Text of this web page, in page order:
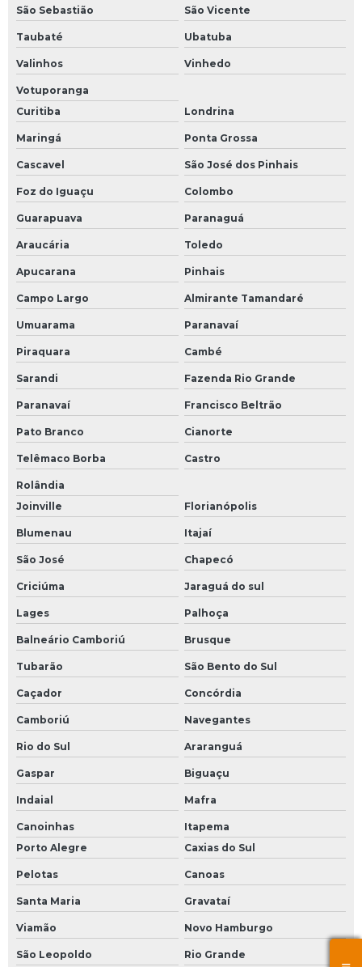
São Sebastião São Vicente
Taubaté Ubatuba
Valinhos Vinhedo
Votuporanga
Curitiba
Londrina
Maringá Ponta Grossa
Cascavel São José dos Pinhais
Foz do Iguaçu Colombo
Guarapuava Paranaguá
Araucária Toledo
Apucarana Pinhais
Campo Largo Almirante Tamandaré
Umuarama Paranavaí
Piraquara Cambé
Sarandi Fazenda Rio Grande
Paranavaí Francisco Beltrão
Pato Branco Cianorte
Telêmaco Borba Castro
Rolândia
Joinville
Florianópolis
Blumenau Itajaí
São José Chapecó
Criciúma Jaraguá do sul
Lages Palhoça
Balneário Camboriú Brusque
Tubarão São Bento do Sul
Caçador Concórdia
Camboriú Navegantes
Rio do Sul Araranguá
Gaspar Biguaçu
Indaial Mafra
Canoinhas
Itapema
Porto Alegre
Caxias do Sul
Pelotas Canoas
Santa Maria Gravataí
Viamão Novo Hamburgo
São Leopoldo Rio Grande